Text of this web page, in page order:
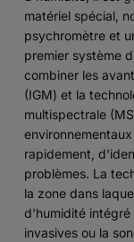
matériel spécial,
psychromètre et
premier système
combiner les
(IGM) et la
multispectrale
rapidement,
problèmes. La
la zone dans
d'humidité intégré
invasives ou la